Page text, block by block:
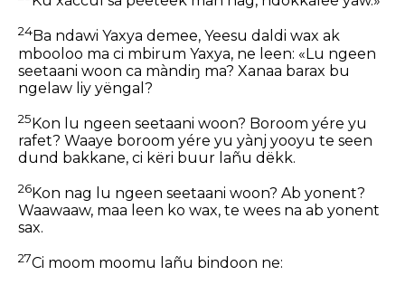
24Ba ndawi Yaxya demee, Yeesu daldi wax ak
mbooloo ma ci mbirum Yaxya, ne leen: «Lu ngeen
seetaani woon ca màndiŋ ma? Xanaa barax bu
ngelaw liy yëngal?
25Kon lu ngeen seetaani woon? Boroom yére yu
rafet? Waaye boroom yére yu yànj yooyu te seen
dund bakkane, ci këri buur lañu dëkk.
26Kon nag lu ngeen seetaani woon? Ab yonent?
Waawaaw, maa leen ko wax, te wees na ab yonent
sax.
27Ci moom moomu lañu bindoon ne: